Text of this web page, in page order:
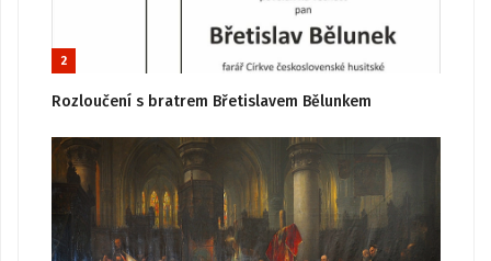
2
Rozloučení s bratrem Břetislavem Bělunkem